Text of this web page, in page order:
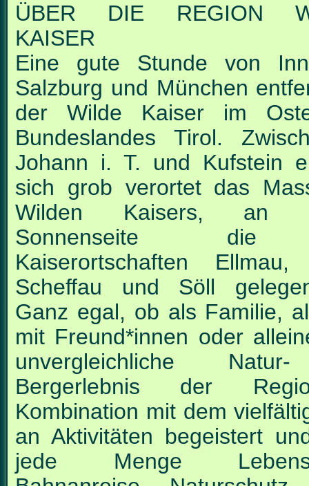
ÜBER DIE REGION
KAISER
Eine gute Stunde von
Salzburg und München
der Wilde Kaiser im
Bundeslandes Tirol.
Johann i. T. und Kufstein
sich grob verortet das
Wilden Kaisers, an
Sonnenseite
Kaiserortschaften Ellmau,
Scheffau und Söll
Ganz egal, ob als Familie,
mit Freund*innen oder
unvergleichliche
Bergerlebnis der
Kombination mit dem
an Aktivitäten begeistert
jede Menge